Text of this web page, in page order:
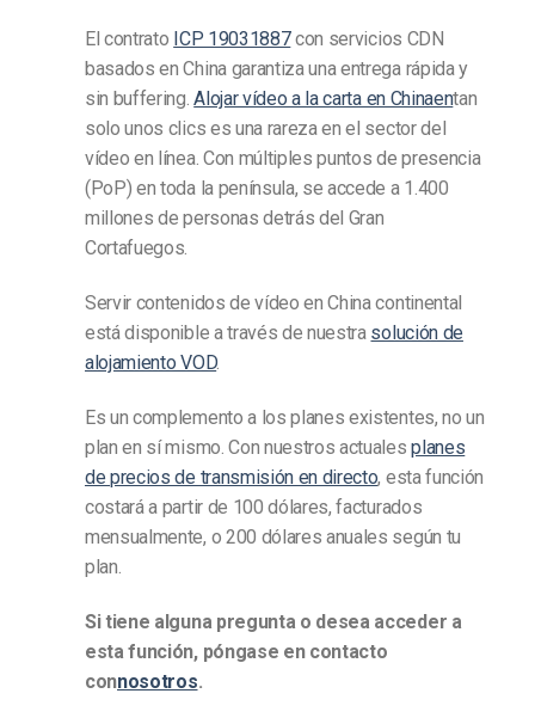
El contrato ICP 19031887con servicios CDN
basados en China garantiza una entrega rápida y
sin buffering.Alojar vídeo a la carta en Chinaentan
solo unos clics es una rareza en el sector del
vídeo en línea. Con múltiples puntos de presencia
(PoP) en toda la península, se accede a 1.400
millones de personas detrás del Gran
Cortafuegos.
Servir contenidos de vídeo en China continental
está disponible a través de nuestra solución de
alojamiento VOD.
Es un complemento a los planes existentes, no un
plan en sí mismo. Con nuestros actualesplanes
de precios de transmisión en directo, esta función
costará a partir de 100 dólares, facturados
mensualmente, o 200 dólares anuales según tu
plan.
Si tiene alguna pregunta o desea acceder a
esta función, póngase en contacto
connosotros.